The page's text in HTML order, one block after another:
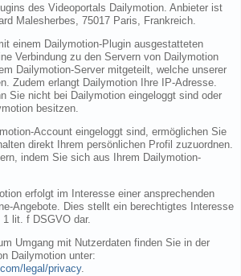
des Videoportals Dailymotion. Anbieter ist
Malesherbes, 75017 Paris, Frankreich.
einem Dailymotion-Plugin ausgestatteten
Verbindung zu den Servern von Dailymotion
Dailymotion-Server mitgeteilt, welche unserer
Zudem erlangt Dailymotion Ihre IP-Adresse.
Sie nicht bei Dailymotion eingeloggt sind oder
besitzen.
Account eingeloggt sind, ermöglichen Sie
direkt Ihrem persönlichen Profil zuzuordnen.
indem Sie sich aus Ihrem Dailymotion-
erfolgt im Interesse einer ansprechenden
Angebote. Dies stellt ein berechtigtes Interesse
lit. f DSGVO dar.
Umgang mit Nutzerdaten finden Sie in der
Dailymotion unter:
legal/privacy.